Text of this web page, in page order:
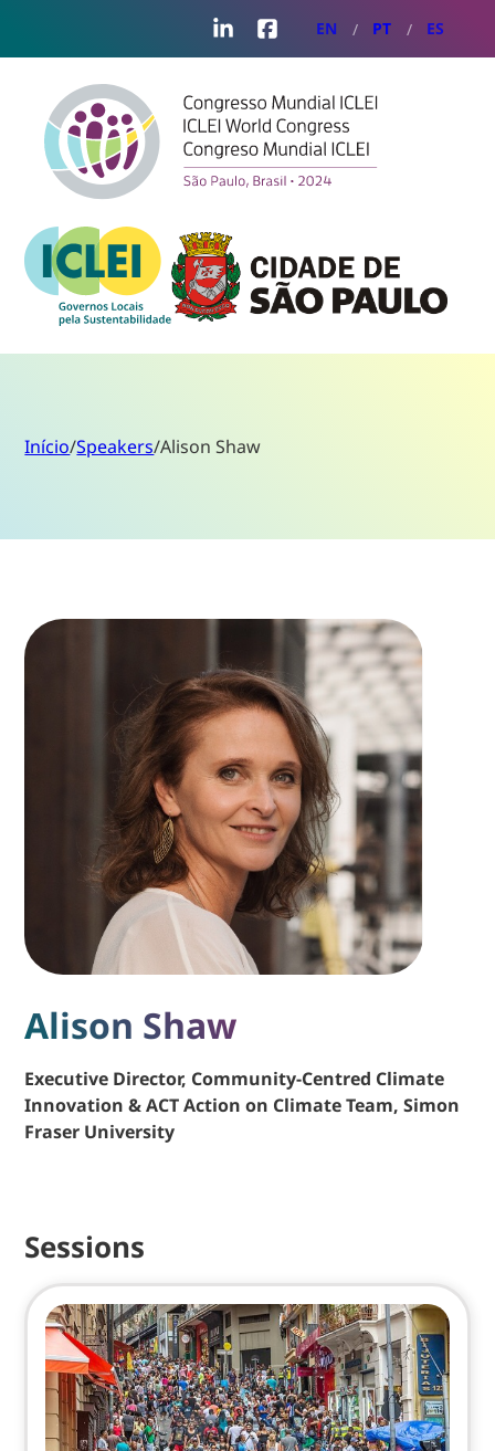
LinkedInFacebook
EN PT ES
Início/Speakers/Alison Shaw
Alison Shaw
Executive Director, Community-Centred Climate
Innovation & ACT Action on Climate Team, Simon
Fraser University
Sessions